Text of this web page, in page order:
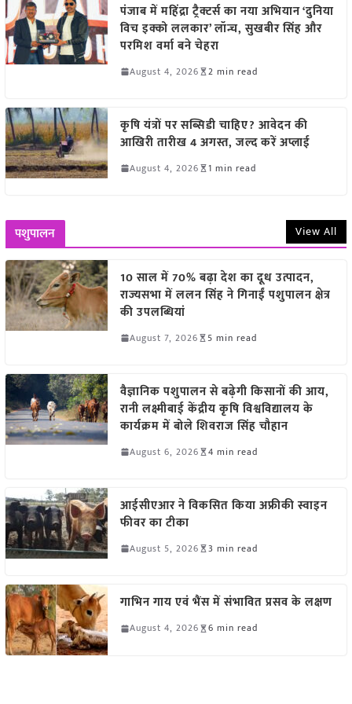
पंजाब में महिंद्रा ट्रैक्टर्स का नया अभियान ‘दुनिया
विच इक्को ललकार’ लॉन्च, सुखबीर सिंह और
परमिश वर्मा बने चेहरा
August 4, 2026 2 min read
कृषि यंत्रों पर सब्सिडी चाहिए? आवेदन की
आखिरी तारीख 4 अगस्त, जल्द करें अप्लाई
August 4, 2026 1 min read
पशुपालन View All
10 साल में 70% बढ़ा देश का दूध उत्पादन,
राज्यसभा में ललन सिंह ने गिनाईं पशुपालन क्षेत्र
की उपलब्धियां
August 7, 2026 5 min read
वैज्ञानिक पशुपालन से बढ़ेगी किसानों की आय,
रानी लक्ष्मीबाई केंद्रीय कृषि विश्वविद्यालय के
कार्यक्रम में बोले शिवराज सिंह चौहान
August 6, 2026 4 min read
आईसीएआर ने विकसित किया अफ्रीकी स्वाइन
फीवर का टीका
August 5, 2026 3 min read
गाभिन गाय एवं भैंस में संभावित प्रसव के लक्षण
August 4, 2026 6 min read